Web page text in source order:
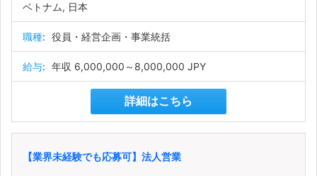
ベトナム, 日本
職種: 役員・経営企画・事業統括
給与: 年収 6,000,000～8,000,000 JPY
詳細はこちら
【業界未経験でも応募可】法人営業